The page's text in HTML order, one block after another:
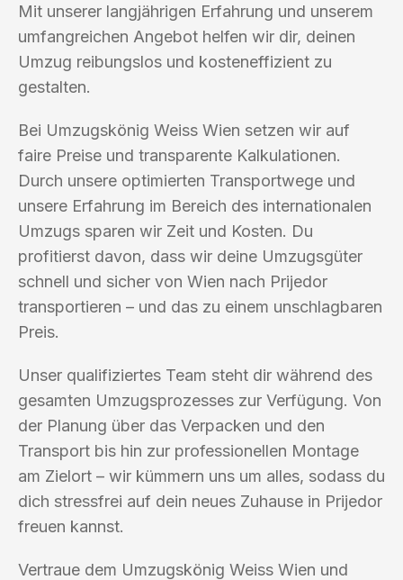
Mit unserer langjährigen Erfahrung und unserem
umfangreichen Angebot helfen wir dir, deinen
Umzug reibungslos und kosteneffizient zu
gestalten.
Bei Umzugskönig Weiss Wien setzen wir auf
faire Preise und transparente Kalkulationen.
Durch unsere optimierten Transportwege und
unsere Erfahrung im Bereich des internationalen
Umzugs sparen wir Zeit und Kosten. Du
profitierst davon, dass wir deine Umzugsgüter
schnell und sicher von Wien nach Prijedor
transportieren – und das zu einem unschlagbaren
Preis.
Unser qualifiziertes Team steht dir während des
gesamten Umzugsprozesses zur Verfügung. Von
der Planung über das Verpacken und den
Transport bis hin zur professionellen Montage
am Zielort – wir kümmern uns um alles, sodass du
dich stressfrei auf dein neues Zuhause in Prijedor
freuen kannst.
Vertraue dem Umzugskönig Weiss Wien und